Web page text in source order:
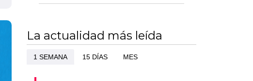
La actualidad más leída
1 SEMANA 15 DÍAS MES